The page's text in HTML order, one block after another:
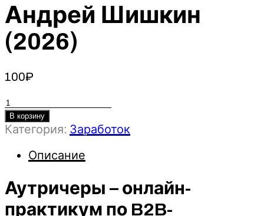
Андрей Шишкин
(2026)
100₽
Количество
товара
Аутричеры
онлайн-
по
B2B-
лидогенерации
В корзину
Категория: Заработок
Описание
Аутричеры – онлайн-
практикум по B2B-